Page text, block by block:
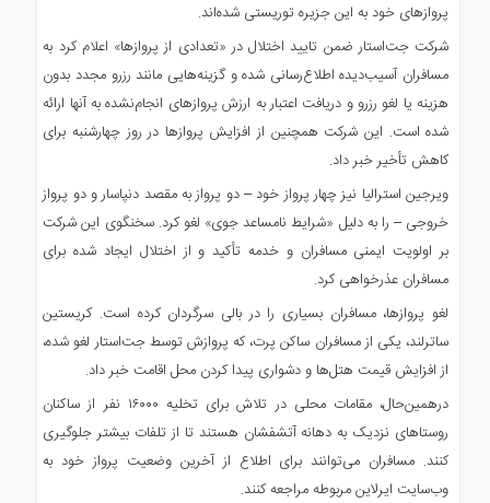
پروازهای خود به این جزیره توریستی شده‌اند.
شرکت جت‌استار ضمن تایید اختلال در «تعدادی از پروازها» اعلام کرد به
مسافران آسیب‌دیده اطلاع‌رسانی شده و گزینه‌هایی مانند رزرو مجدد بدون
هزینه یا لغو رزرو و دریافت اعتبار به ارزش پروازهای انجام‌نشده به آنها ارائه
شده است. این شرکت همچنین از افزایش پروازها در روز چهارشنبه برای
کاهش تأخیر خبر داد.
ویرجین استرالیا نیز چهار پرواز خود – دو پرواز به مقصد دنپاسار و دو پرواز
خروجی – را به دلیل «شرایط نامساعد جوی» لغو کرد. سخنگوی این شرکت
بر اولویت ایمنی مسافران و خدمه تأکید و از اختلال ایجاد شده برای
مسافران عذرخواهی کرد.
لغو پروازها، مسافران بسیاری را در بالی سرگردان کرده است. کریستین
ساترلند، یکی از مسافران ساکن پرت، که پروازش توسط جت‌استار لغو شده،
از افزایش قیمت هتل‌ها و دشواری پیدا کردن محل اقامت خبر داد.
در‌همین‌حال، مقامات محلی در تلاش برای تخلیه ۱۶۰۰۰ نفر از ساکنان
روستاهای نزدیک به دهانه آتشفشان هستند تا از تلفات بیشتر جلوگیری
کنند. مسافران می‌توانند برای اطلاع از آخرین وضعیت پرواز خود به
وب‌سایت ایرلاین مربوطه مراجعه کنند.